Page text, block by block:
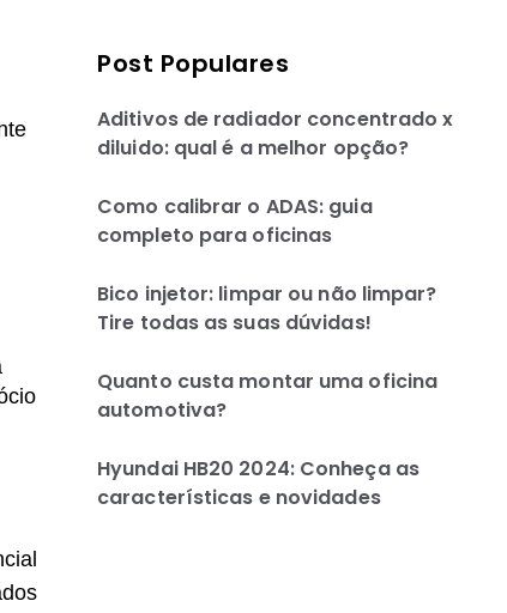
Post Populares
Aditivos de radiador concentrado x
diluido: qual é a melhor opção?
Como calibrar o ADAS: guia
completo para oficinas
Bico injetor: limpar ou não limpar?
Tire todas as suas dúvidas!
Quanto custa montar uma oficina
automotiva?
Hyundai HB20 2024: Conheça as
características e novidades